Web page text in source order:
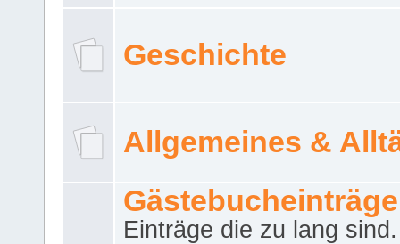
Geschichte
Allgemeines &
Gästebucheinträge
Einträge die zu lang